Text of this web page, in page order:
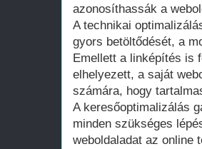
azonosíthassák a
A technikai
gyors betöltődését, a
Emellett a linképítés is
elhelyezett, a saját
számára, hogy
A keresőoptimalizálás
minden szükséges
weboldaladat az online